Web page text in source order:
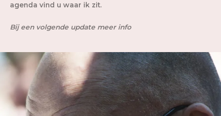
agenda vind u waar ik zit.
Bij een volgende update meer info